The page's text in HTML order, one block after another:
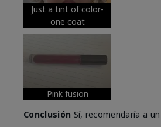
Just a tint of color-
one coat
Pink fusion
Conclusión Sí, recomendaría a